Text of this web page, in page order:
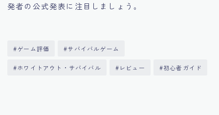
発者の公式発表に注目しましょう。
#ゲーム評価 #サバイバルゲーム
#ホワイトアウト・サバイバル #レビュー #初心者ガイド